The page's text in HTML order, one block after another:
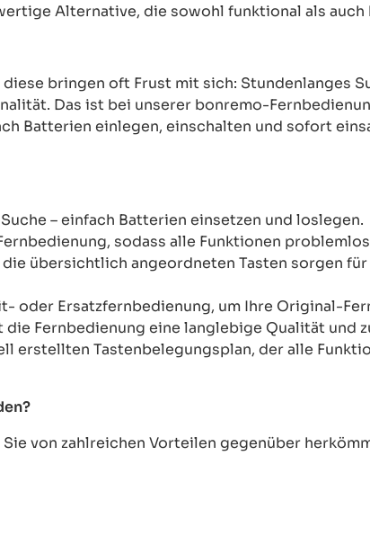
Alternative, die sowohl funktional als
bringen oft Frust mit sich: Stundenlanges
Das ist bei unserer bonremo-
Batterien einlegen, einschalten und sofort
– einfach Batterien einsetzen und loslegen.
sodass alle Funktionen
übersichtlich angeordneten Tasten sorgen
oder Ersatzfernbedienung, um Ihre Original-
Fernbedienung eine langlebige Qualität und
erstellten Tastenbelegungsplan, der alle
von zahlreichen Vorteilen gegenüber